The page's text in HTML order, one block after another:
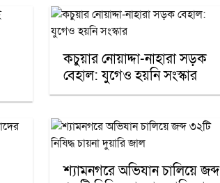
কচুয়ার নোয়াদ্দা-নাহারা সড়ক
বেহাল: যুগেও হয়নি সংস্কার
শ্যামনগরে অভিযান চালিয়ে জব্দ